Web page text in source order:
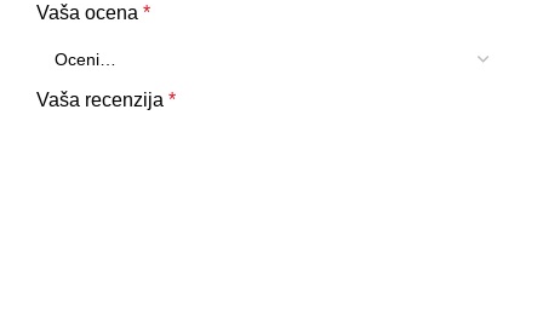
Vaša ocena *
Vaša recenzija *